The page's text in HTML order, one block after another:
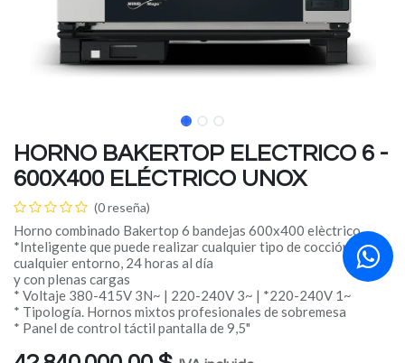
HORNO BAKERTOP ELECTRICO 6 -
600X400 ELÉCTRICO UNOX
(0 reseña)
Horno combinado Bakertop 6 bandejas 600x400 elèctrico
*Inteligente que puede realizar cualquier tipo de cocción, en
cualquier entorno, 24 horas al día
y con plenas cargas
* Voltaje 380-415V 3N~ | 220-240V 3~ | *220-240V 1~
* Tipología. Hornos mixtos profesionales de sobremesa
* Panel de control táctil pantalla de 9,5"